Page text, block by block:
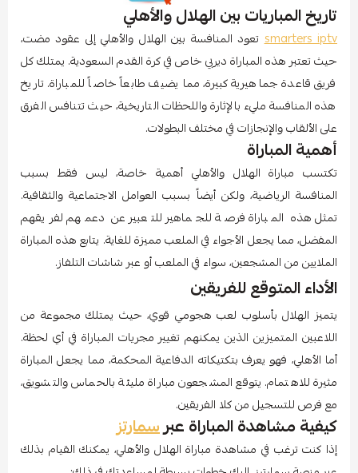
تاريخ المباريات بين الهلال والأهلي
smarters iptvتعود المنافسة بين الهلال والأهلي إلى عقود مضت،
حيث تعتبر هذه المباراة ديربي خاص في كرة القدم السعودية. يمتلك كل
فريق قاعدة جماهيرية كبيرة، مما يضيف طابعاً خاصاً للمباراة. تاريخ
هذه المنافسة مليء بالإثارة واللحظات التاريخية، حيث تتنافس الفرق
على الألقاب والإنجازات في مختلف البطولات.
أهمية المباراة
تكتسب مباراة الهلال والأهلي أهمية خاصة، ليس فقط بسبب
المنافسة الرياضية، ولكن أيضاً بسبب العوامل الاجتماعية والثقافية.
تمثل هذه المباراة فرصة للجماهير للتعبير عن دعمهم لفريقهم
المفضل، مما يجعل الأجواء في الملعب مميزة للغاية. يتابع هذه المباراة
الملايين من المشجعين، سواء في الملعب أو عبر شاشات التلفاز.
الأداء المتوقع للفريقين
يتميز الهلال بأسلوب لعب هجومي قوي، حيث يمتلك مجموعة من
اللاعبين المتميزين الذين يمكنهم تغيير مجريات المباراة في أي لحظة.
أما الأهلي، فهو يعرف بتكتيكاته الدفاعية المحكمة، مما يجعل المباراة
مثيرة للاهتمام. يتوقع المشجعون مباراة مليئة بالحماس والتشويق،
مع فرص للتسجيل من كلا الفريقين.
كيفية مشاهدة المباراة عبرسمارتز
إذا كنت ترغب في مشاهدة مباراة الهلال والأهلي، يمكنك القيام بذلك